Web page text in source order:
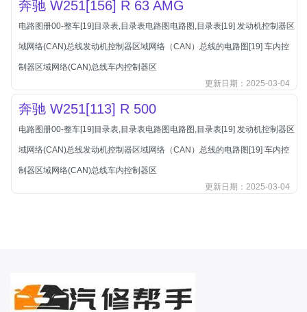
比亚迪
比亚迪
比亚迪-海外版
比亚迪商用车
比速
C
传祺
创维
昌河
曹操
长安-欧尚
奔驰 W251[156] R 63 AMG
电路图册00-整车[19]目录表,目录表电路图电路图,目录表[19] 发动机控制器区
域网络(CAN)总线发动机控制器区域网络（CAN）总线的电路图[19] 车内控
制器区域网络(CAN)总线车内控制器区
更新日期：2025-03-04
奔驰 W251[113] R 500
电路图册00-整车[19]目录表,目录表电路图电路图,目录表[19] 发动机控制器区
域网络(CAN)总线发动机控制器区域网络（CAN）总线的电路图[19] 车内控
制器区域网络(CAN)总线车内控制器区
更新日期：2025-03-04